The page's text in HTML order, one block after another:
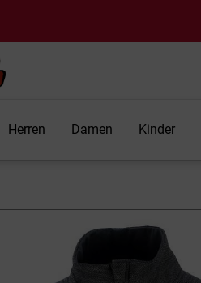
Herren Damen Kinder